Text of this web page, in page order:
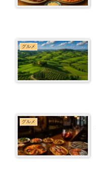
グルメ
グルメ